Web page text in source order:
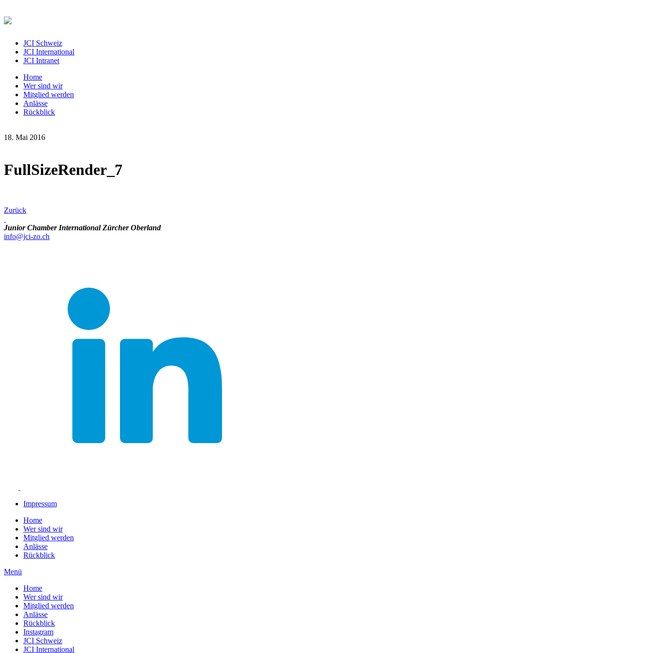
JCI Schweiz
JCI International
JCI Intranet
Home
Wer sind wir
Mitglied werden
Anlässe
Rückblick
18. Mai 2016
FullSizeRender_7
Zurück
Junior Chamber International Zürcher Oberland
info@jci-zo.ch
Impressum
Home
Wer sind wir
Mitglied werden
Anlässe
Rückblick
Menü
Home
Wer sind wir
Mitglied werden
Anlässe
Rückblick
Instagram
JCI Schweiz
JCI International